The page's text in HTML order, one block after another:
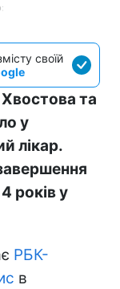
своїй
та
у
лікар.
років у
РБК-
в